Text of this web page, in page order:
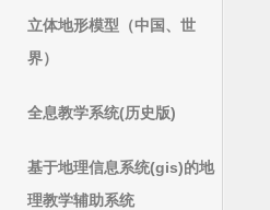
立体地形模型（中国、世
界）
全息教学系统(历史版)
基于地理信息系统(gis)的地
理教学辅助系统